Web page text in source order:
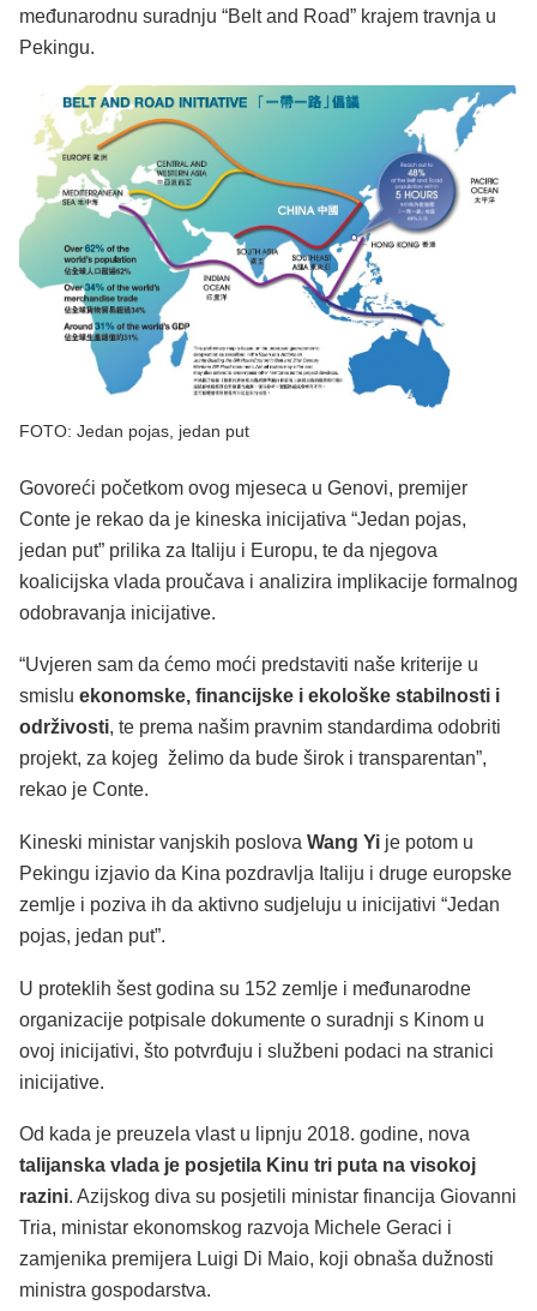
međunarodnu suradnju “Belt and Road” krajem travnja u
Pekingu.
FOTO: Jedan pojas, jedan put
Govoreći početkom ovog mjeseca u Genovi, premijer
Conte je rekao da je kineska inicijativa “Jedan pojas,
jedan put” prilika za Italiju i Europu, te da njegova
koalicijska vlada proučava i analizira implikacije formalnog
odobravanja inicijative.
“Uvjeren sam da ćemo moći predstaviti naše kriterije u
smislu ekonomske, financijske i ekološke stabilnosti i
održivosti, te prema našim pravnim standardima odobriti
projekt, za kojeg želimo da bude širok i transparentan”,
rekao je Conte.
Kineski ministar vanjskih poslova Wang Yi je potom u
Pekingu izjavio da Kina pozdravlja Italiju i druge europske
zemlje i poziva ih da aktivno sudjeluju u inicijativi “Jedan
pojas, jedan put”.
U proteklih šest godina su 152 zemlje i međunarodne
organizacije potpisale dokumente o suradnji s Kinom u
ovoj inicijativi, što potvrđuju i službeni podaci na stranici
inicijative.
Od kada je preuzela vlast u lipnju 2018. godine, nova
talijanska vlada je posjetila Kinu tri puta na visokoj
razini. Azijskog diva su posjetili ministar financija Giovanni
Tria, ministar ekonomskog razvoja Michele Geraci i
zamjenika premijera Luigi Di Maio, koji obnaša dužnosti
ministra gospodarstva.